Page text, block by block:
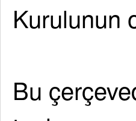
Kurulunun
Bu